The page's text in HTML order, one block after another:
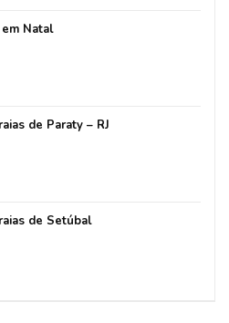
Natal
de Paraty – RJ
de Setúbal